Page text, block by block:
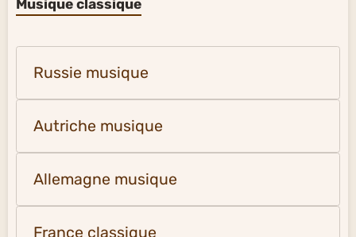
Musique classique
Russie musique
Autriche musique
Allemagne musique
France classique